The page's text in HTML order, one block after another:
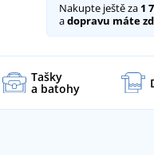
Nakupte ještě za 1
adopravu máte
Tašky
a batohy